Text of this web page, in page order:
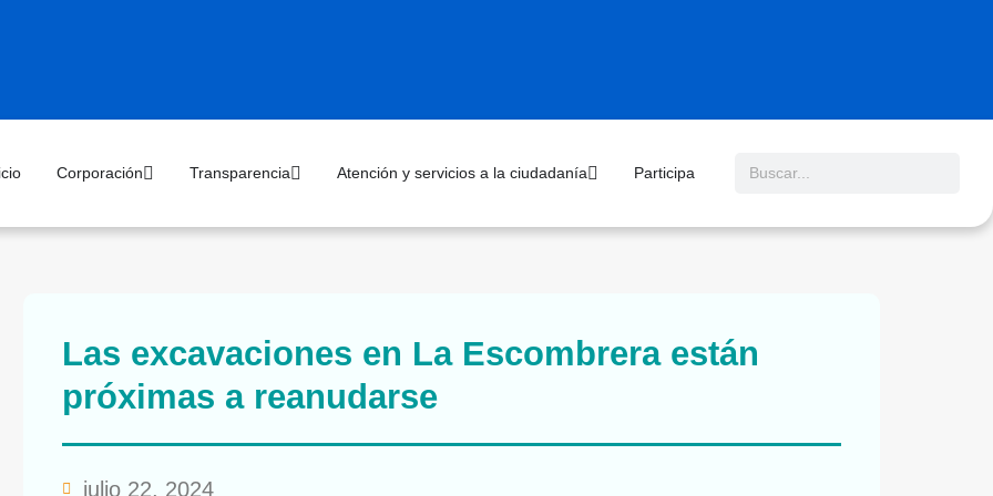
Corporación Transparencia Atención y servicios a la ciudadanía Participa
Las excavaciones en La Escombrera están
próximas a reanudarse
julio 22, 2024